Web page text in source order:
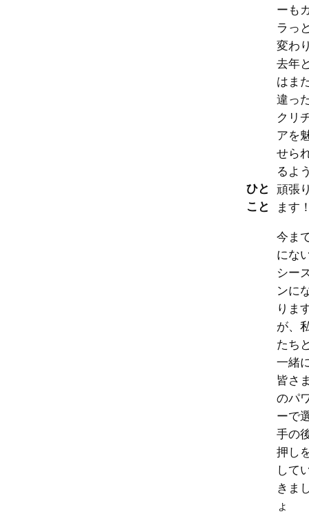
ひと
こと
ーも
ラっ
変わ
去年
はま
違っ
クリ
アを
せら
るよ
頑張
ます
今ま
にな
シー
ンに
りま
が、
たち
一緒
皆さ
のパ
ーで
手の
押し
して
きま
ょ